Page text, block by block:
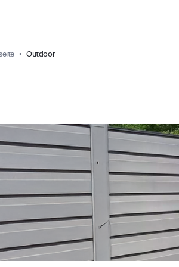
Outdoor